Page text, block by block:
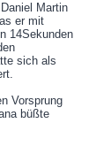
Martin
er mit
14Sekunden
sich als
Vorsprung
büßte